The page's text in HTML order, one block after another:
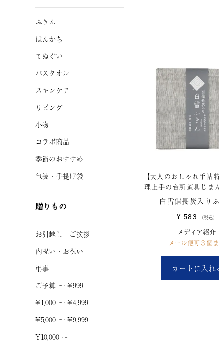
ふきん
はんかち
てぬぐい
バスタオル
スキンケア
リビング
小物
コラボ商品
季節のおすすめ
包装・手提げ袋
贈りもの
お引越し ・ ご挨拶
内祝い・お祝い
弔事
ご予算 〜 ¥999
¥1,000 〜 ¥4,999
¥5,000 〜 ¥9,999
¥10,000 〜
【大人のおしゃれ手帖
理上手の台所道具じま
白雪備長炭入り
¥ 583 税込
メディア紹介
メール便可３個
カートに入れ